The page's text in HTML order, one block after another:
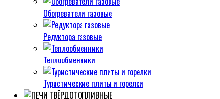
Обогреватели газовые
Редуктора газовые
Теплообменники
Туристические плиты и горелки